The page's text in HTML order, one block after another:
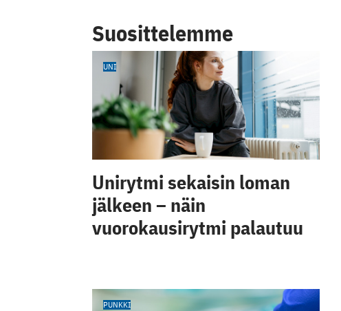
Suosittelemme
UNI
Unirytmi sekaisin loman
jälkeen – näin
vuorokausirytmi palautuu
PUNKKI